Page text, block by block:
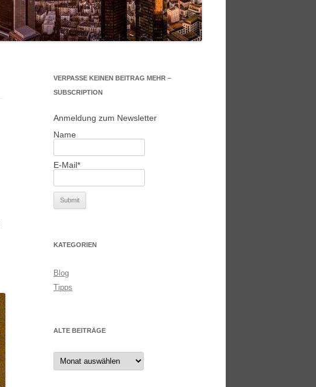
VERPASSE KEINEN BEITRAG MEHR –
SUBSCRIPTION
Anmeldung zum Newsletter
Name
E-Mail*
KATEGORIEN
Blog
Tipps
ALTE BEITRÄGE
Alte
Beiträge